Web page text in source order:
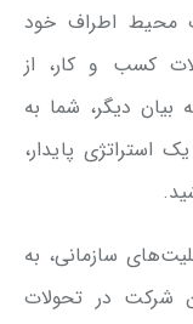
محیط اطراف خود
کسب و کار، از
دیگر، شما به
استراتژی پایدار،
سازمانی، به
شرکت در تحولات